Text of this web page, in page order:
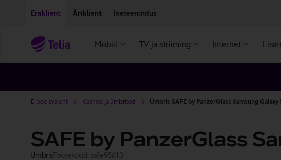
Eraklient Äriklient Iseteenindus
Mobiil TV ja striiming Internet
E-poe avaleht Kaaned ja ümbrised Ümbris SAFE by PanzerGlass Samsung Galaxy
SAFE by PanzerGlass
ÜmbrisTootekood: safe95613